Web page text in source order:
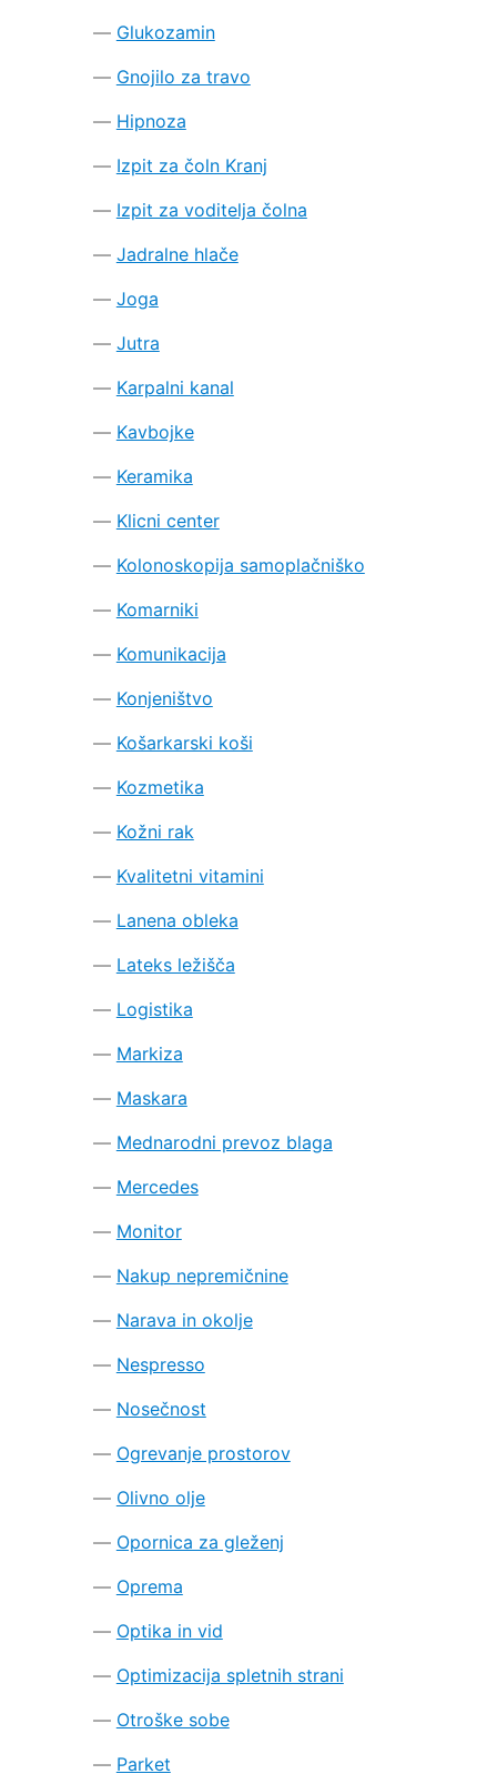
Glukozamin
Gnojilo za travo
Hipnoza
Izpit za čoln Kranj
Izpit za voditelja čolna
Jadralne hlače
Joga
Jutra
Karpalni kanal
Kavbojke
Keramika
Klicni center
Kolonoskopija samoplačniško
Komarniki
Komunikacija
Konjeništvo
Košarkarski koši
Kozmetika
Kožni rak
Kvalitetni vitamini
Lanena obleka
Lateks ležišča
Logistika
Markiza
Maskara
Mednarodni prevoz blaga
Mercedes
Monitor
Nakup nepremičnine
Narava in okolje
Nespresso
Nosečnost
Ogrevanje prostorov
Olivno olje
Opornica za gleženj
Oprema
Optika in vid
Optimizacija spletnih strani
Otroške sobe
Parket